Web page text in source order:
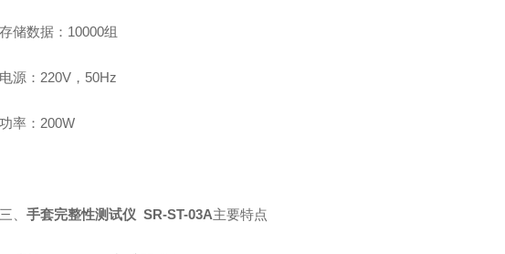
存储数据：10000组
电源：220V，50Hz
功率：200W
三、 手套完整性测试仪 SR-ST-03A主要特点